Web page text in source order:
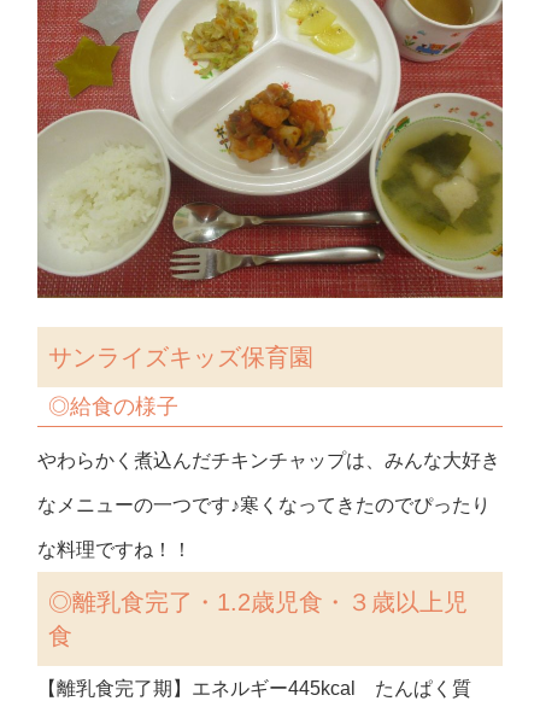
サンライズキッズ保育園
◎給食の様子
やわらかく煮込んだチキンチャップは、みんな大好き
なメニューの一つです♪寒くなってきたのでぴったり
な料理ですね！！
◎離乳食完了・1.2歳児食・３歳以上児
食
【離乳食完了期】エネルギー445kcal たんぱく質